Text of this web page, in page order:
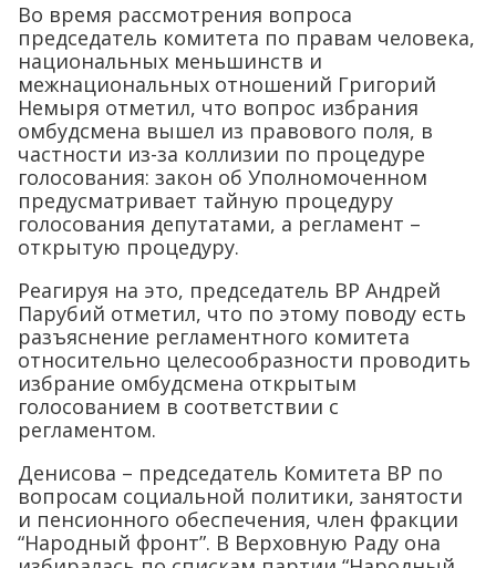
Во время рассмотрения вопроса
председатель комитета по правам человека,
национальных меньшинств и
межнациональных отношений Григорий
Немыря отметил, что вопрос избрания
омбудсмена вышел из правового поля, в
частности из-за коллизии по процедуре
голосования: закон об Уполномоченном
предусматривает тайную процедуру
голосования депутатами, а регламент –
открытую процедуру.
Реагируя на это, председатель ВР Андрей
Парубий отметил, что по этому поводу есть
разъяснение регламентного комитета
относительно целесообразности проводить
избрание омбудсмена открытым
голосованием в соответствии с
регламентом.
Денисова – председатель Комитета ВР по
вопросам социальной политики, занятости
и пенсионного обеспечения, член фракции
“Народный фронт”. В Верховную Раду она